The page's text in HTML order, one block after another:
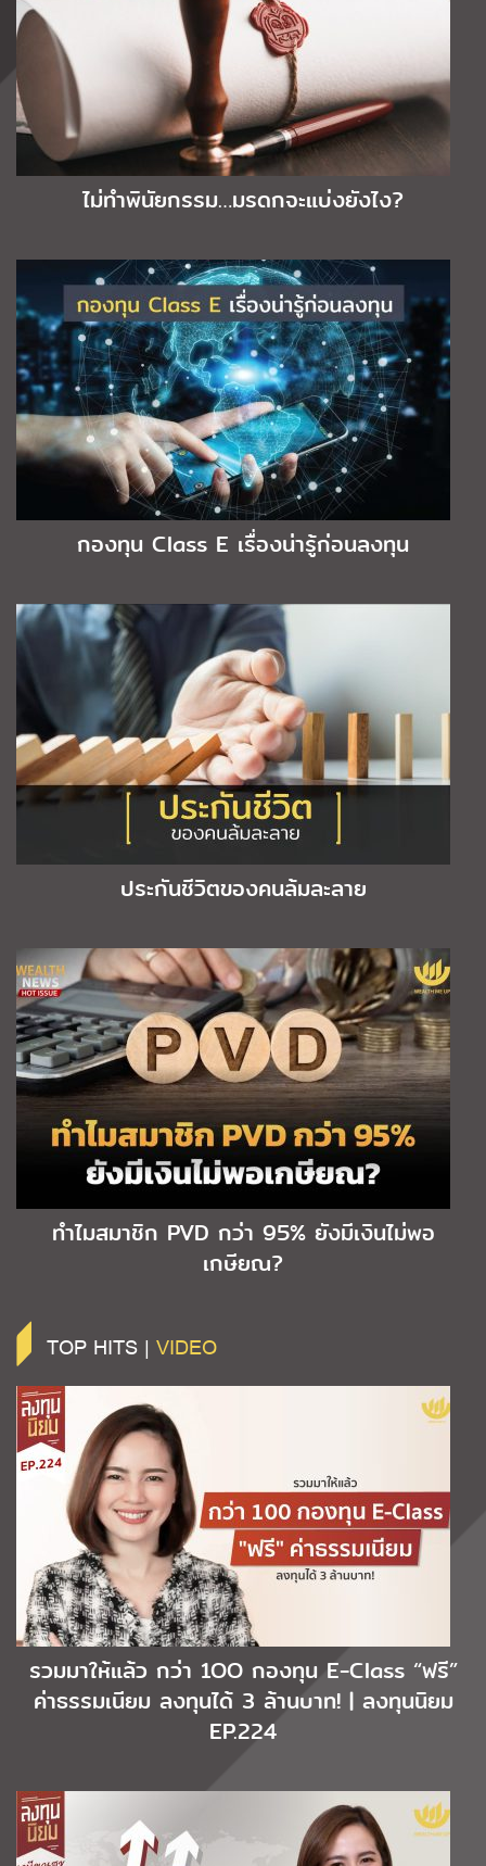
ไม่ทำพินัยกรรม…มรดกจะแบ่งยังไง?
กองทุน Class E เรื่องน่ารู้ก่อนลงทุน
ประกันชีวิตของคนล้มละลาย
ทำไมสมาชิก PVD กว่า 95% ยังมีเงินไม่พอ
เกษียณ?
TOP HITS | VIDEO
รวมมาให้แล้ว กว่า 1OO กองทุน E-Class “ฟรี”
ค่าธรรมเนียม ลงทุนได้ 3 ล้านบาท! | ลงทุนนิยม
EP.224